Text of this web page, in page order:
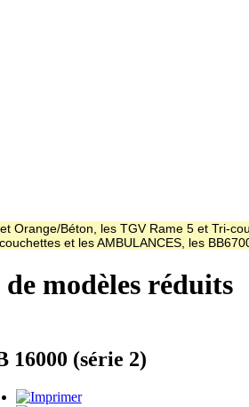
Orange/Béton, les TGV Rame 5 et Tri-
et les AMBULANCES, les
modèles réduits
16000 (série 2)